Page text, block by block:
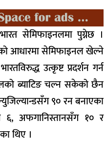
सेमिफाइनलमा पुग्नेछ ।
आधारमा सेमिफाइनल खेल्ने
उत्कृष्ट प्रदर्शन गर्न
ब्याटिङ चल्न सकेको छैन
९० रन बनाएका
६, अफगानिस्तानसँग १० र
थिए ।